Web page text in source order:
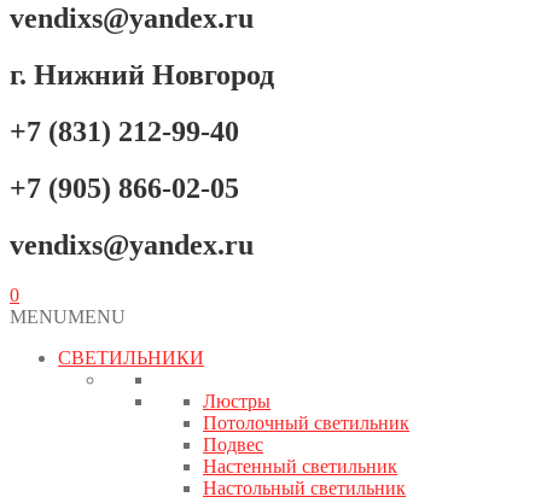
vendixs@yandex.ru
г. Нижний Новгород
+7 (831) 212-99-40
+7 (905) 866-02-05
vendixs@yandex.ru
0
MENUMENU
СВЕТИЛЬНИКИ
Люстры
Потолочный светильник
Подвес
Настенный светильник
Настольный светильник